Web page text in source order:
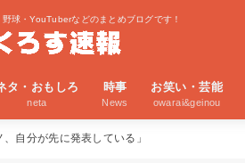
球・YouTuberなどのまとめブログです！
タ・おもしろ
neta
時事
News
お笑い・芸能
owarai&geinou
自分が先に発表している」